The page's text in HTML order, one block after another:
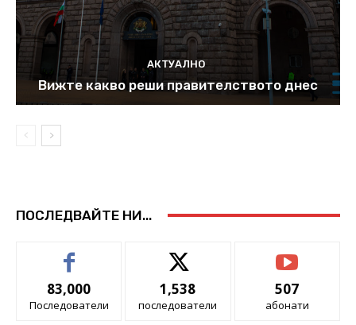
АКТУАЛНО
Вижте какво реши правителството днес
ПОСЛЕДВАЙТЕ НИ...
83,000
Последователи
1,538
последователи
507
абонати